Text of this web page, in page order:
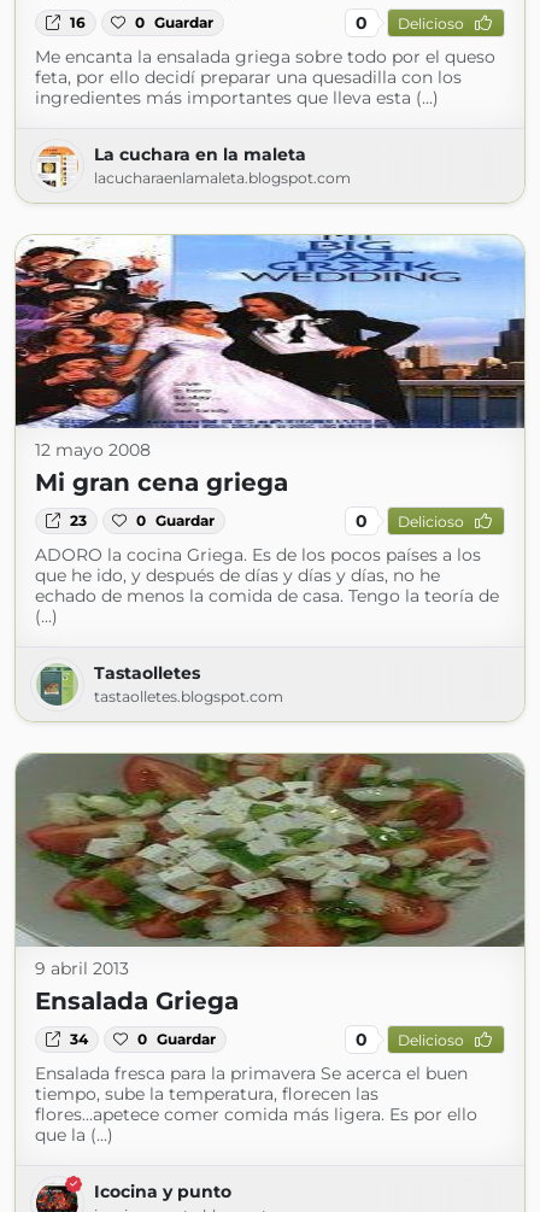
16 0 Guardar 0 Delicioso
Me encanta la ensalada griega sobre todo por el queso
feta, por ello decidí preparar una quesadilla con los
ingredientes más importantes que lleva esta (...)
La cuchara en la maleta
lacucharaenlamaleta.blogspot.com
12 mayo 2008
Mi gran cena griega
23 0 Guardar 0 Delicioso
ADORO la cocina Griega. Es de los pocos países a los
que he ido, y después de días y días y días, no he
echado de menos la comida de casa. Tengo la teoría de
(...)
Tastaolletes
tastaolletes.blogspot.com
9 abril 2013
Ensalada Griega
34 0 Guardar 0 Delicioso
Ensalada fresca para la primavera Se acerca el buen
tiempo, sube la temperatura, florecen las
flores...apetece comer comida más ligera. Es por ello
que la (...)
Icocina y punto